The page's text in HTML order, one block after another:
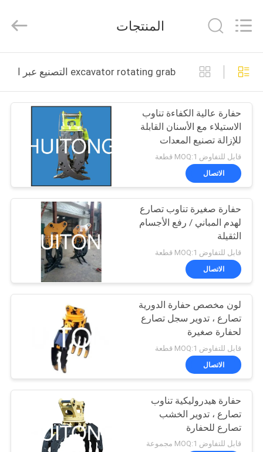
المنزل
المنتجات
برنامج
حولنا
جولة
المصنع
مراقبة
الجودة
أخبار
اطلب
اقتباس
Ltd..
Reserved.
المنتجات
excavator rotating grab التصنيع عبر الإنترنت
حفارة عالية الكفاءة تناوب
الاستيلاء مع الأسنان القابلة
للإزالة تصنيع المعدات
الأصلية accpeted
قابل للتفاوض MOQ:1 قطعة
الاتصال
حفارة صغيرة تناوب تصارع
لهدم المباني / رفع الأجسام
الثقيلة
قابل للتفاوض MOQ:1 قطعة
الاتصال
لون مخصص حفارة الدورية
تصارع ، تدوير سجل تصارع
لحفارة صغيرة
قابل للتفاوض MOQ:1 قطعة
الاتصال
حفارة هيدروليكية تناوب
تصارع ، تدوير الخشب
تصارع للحفارة
قابل للتفاوض MOQ:1 مجموعة